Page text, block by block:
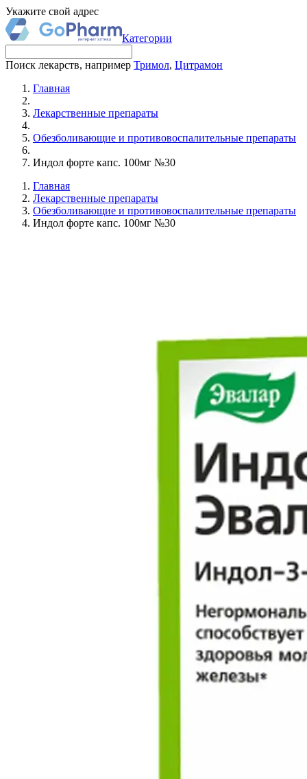
Укажите свой адрес
Категории
Поиск лекарств, например Тримол, Цитрамон
Главная
Лекарственные препараты
Обезболивающие и противовоспалительные препараты
Индол форте капс. 100мг №30
Главная
Лекарственные препараты
Обезболивающие и противовоспалительные препараты
Индол форте капс. 100мг №30